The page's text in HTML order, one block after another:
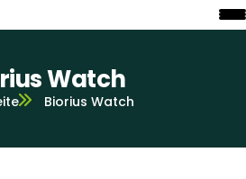
Watch
Biorius Watch